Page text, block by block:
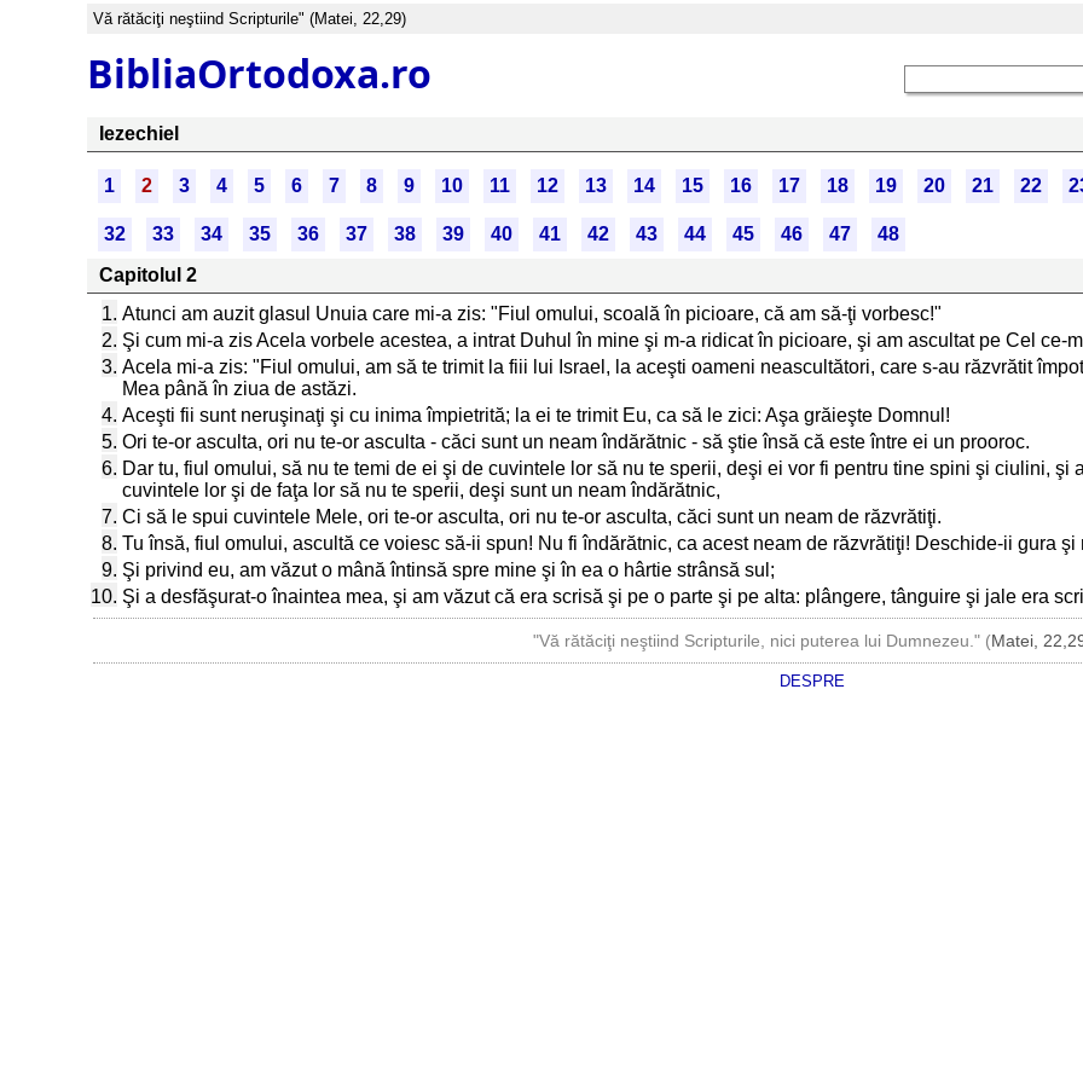
Vă rătăciţi neştiind Scripturile" (Matei, 22,29)
BibliaOrtodoxa.ro
Iezechiel
1 2 3 4 5 6 7 8 9 10 11 12 13 14 15 16 17 18 19 20 21 22
32 33 34 35 36 37 38 39 40 41 42 43 44 45 46 47
48
Capitolul 2
1. Atunci am auzit glasul Unuia care mi-a zis: "Fiul omului, scoală în picioare, că am să-ţi vorbesc!"
2. Şi cum mi-a zis Acela vorbele acestea, a intrat Duhul în mine şi m-a ridicat în picioare, şi am ascultat pe Cel ce-
3. Acela mi-a zis: "Fiul omului, am să te trimit la fiii lui Israel, la aceşti oameni neascultători, care s-au răzvrătit
Mea până în ziua de astăzi.
4. Aceşti fii sunt neruşinaţi şi cu inima împietrită; la ei te trimit Eu, ca să le zici: Aşa grăieşte Domnul!
5. Ori te-or asculta, ori nu te-or asculta - căci sunt un neam îndărătnic - să ştie însă că este între ei un prooroc.
6. Dar tu, fiul omului, să nu te temi de ei şi de cuvintele lor să nu te sperii, deşi ei vor fi pentru tine spini şi ciulini, şi
cuvintele lor şi de faţa lor să nu te sperii, deşi sunt un neam îndărătnic,
7. Ci să le spui cuvintele Mele, ori te-or asculta, ori nu te-or asculta, căci sunt un neam de răzvrătiţi.
8. Tu însă, fiul omului, ascultă ce voiesc să-ii spun! Nu fi îndărătnic, ca acest neam de răzvrătiţi! Deschide-ii gura
9. Şi privind eu, am văzut o mână întinsă spre mine şi în ea o hârtie strânsă sul;
10. Şi a desfăşurat-o înaintea mea, şi am văzut că era scrisă şi pe o parte şi pe alta: plângere, tânguire şi jale era
"Vă rătăciţi neştiind Scripturile, nici puterea lui Dumnezeu." (Matei,
DESPRE